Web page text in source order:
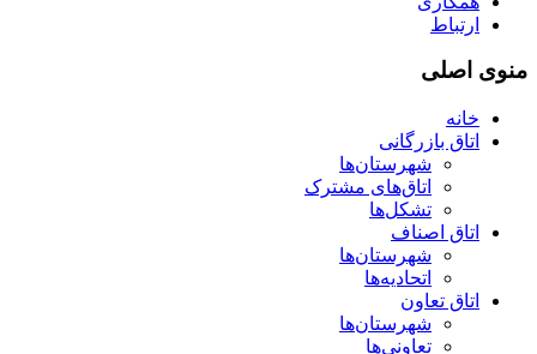
ارتباط
منوی اصلی
خانه
اتاق بازرگانی
شهرستان‌ها
اتاق‌های مشترک
تشکل‌ها
اتاق اصناف
شهرستان‌ها
اتحادیه‌ها
اتاق تعاون
شهرستان‌ها
تعاونی‌ها